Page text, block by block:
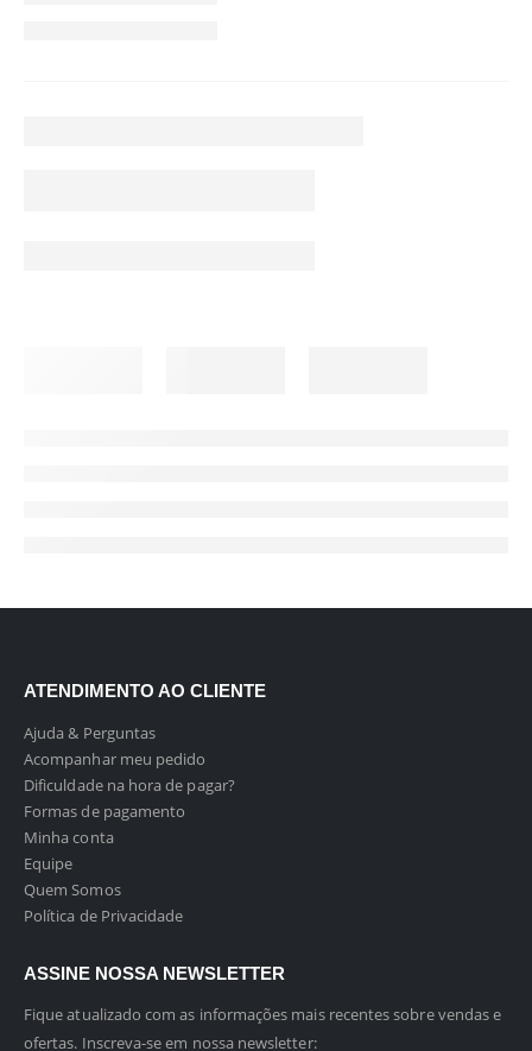
ATENDIMENTO AO CLIENTE
Ajuda & Perguntas
Acompanhar meu pedido
Dificuldade na hora de pagar?
Formas de pagamento
Minha conta
Equipe
Quem Somos
Política de Privacidade
ASSINE NOSSA NEWSLETTER
Fique atualizado com as informações mais recentes sobre vendas e
ofertas. Inscreva-se em nossa newsletter: